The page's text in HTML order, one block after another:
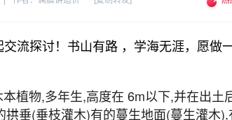
流探讨！书山有路 ，学海无涯，愿做
植物,多年生,高度在 6m以下,并在出土
垂(垂枝灌木)有的蔓生地面(蔓生灌木),